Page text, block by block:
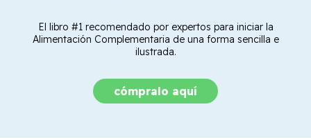
El libro #1 recomendado por expertos para iniciar la
Alimentación Complementaria de una forma sencilla e
ilustrada.
cómpralo aquí